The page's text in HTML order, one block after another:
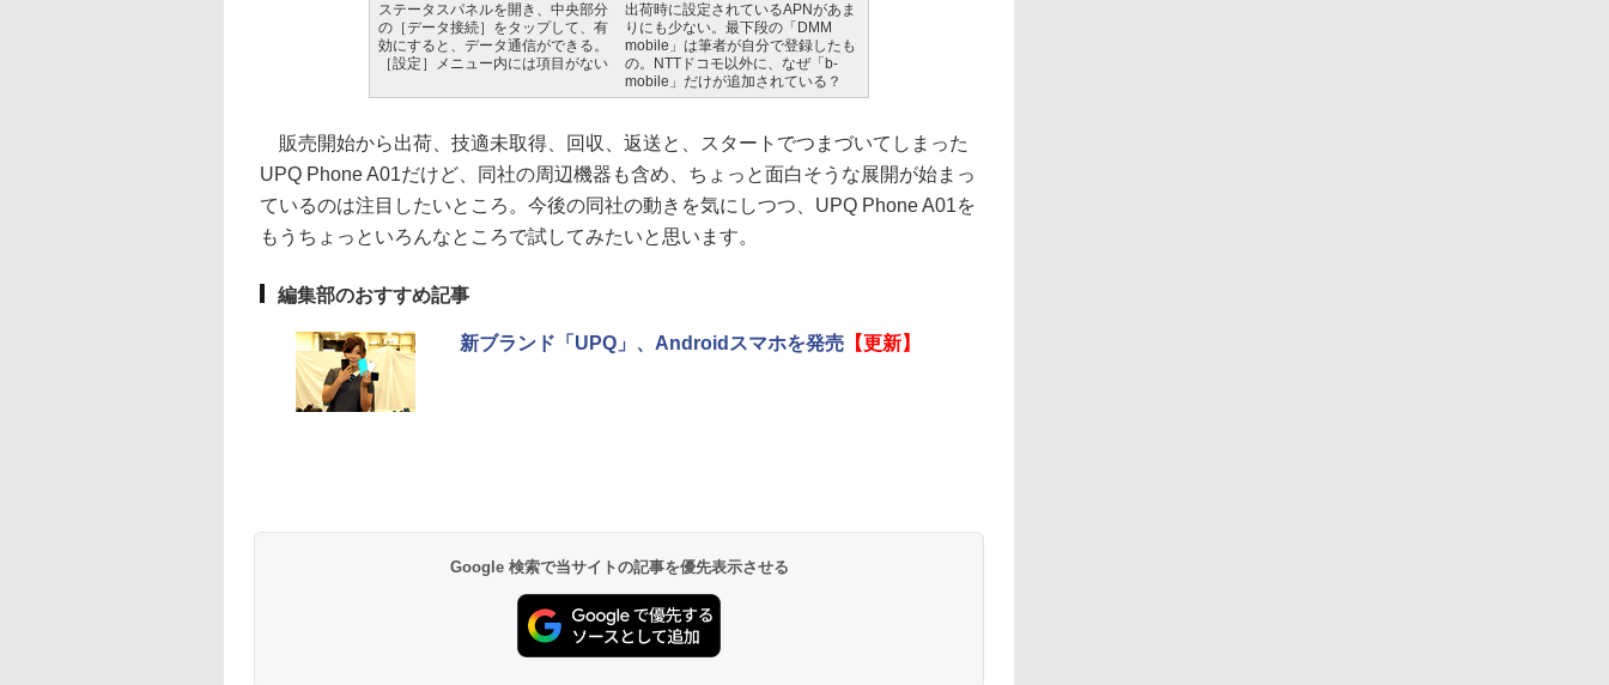
ステータスパネルを開き、中央部分
の［データ接続］をタップして、有
効にすると、データ通信ができる。
［設定］メニュー内には項目がない
出荷時に設定されているAPNがあま
りにも少ない。最下段の「DMM
mobile」は筆者が自分で登録したも
の。NTTドコモ以外に、なぜ「b-
mobile」だけが追加されている？
販売開始から出荷、技適未取得、回収、返送と、スタートでつまづいてしまった
UPQ Phone A01だけど、同社の周辺機器も含め、ちょっと面白そうな展開が始まっ
ているのは注目したいところ。今後の同社の動きを気にしつつ、UPQ Phone A01を
もうちょっといろんなところで試してみたいと思います。
編集部のおすすめ記事
新ブランド「UPQ」、Androidスマホを発売 【更新】
Google 検索で当サイトの記事を優先表示させる